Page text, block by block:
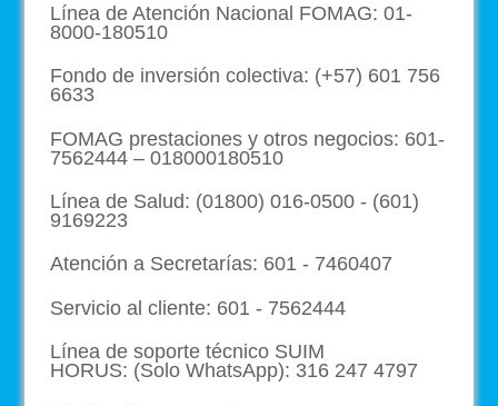
Línea de Atención Nacional FOMAG: 01-
8000-180510
Fondo de inversión colectiva: (+57) 601 756
6633
FOMAG prestaciones y otros negocios: 601-
7562444 – 018000180510
Línea de Salud: (01800) 016-0500 - (601)
9169223
Atención a Secretarías: 601 - 7460407
Servicio al cliente: 601 - 7562444
Línea de soporte técnico SUIM
HORUS: (Solo WhatsApp): 316 247 4797